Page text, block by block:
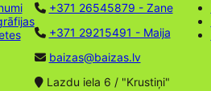
+371 26545879 - Zane
+371 29215491 - Maija
baizas@baizas.lv
Lazdu iela 6 / "Krustiņi"